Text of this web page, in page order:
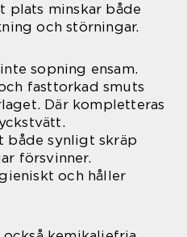
plats minskar både
och störningar.
sopning ensam.
fasttorkad smuts
Där kompletteras
både synligt skräp
försvinner.
och håller